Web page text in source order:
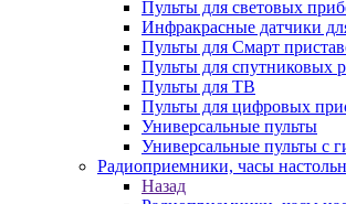
Пульты для световых
Инфракрасные датчики
Пульты для Смарт
Пульты для спутниковых
Пульты для ТВ
Пульты для цифровых
Универсальные пульты
Универсальные пульты с
Радиоприемники, часы
Назад